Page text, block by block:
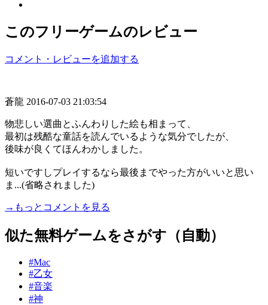
このフリーゲームのレビュー
コメント・レビューを追加する
蒼龍 2016-07-03 21:03:54
物悲しい選曲とふんわりした絵も相まって、
最初は残酷な童話を読んでいるような気分でしたが、
後味が良くてほんわかしました。
短いですしプレイするなら最後までやった方がいいと思い
ま...(省略されました)
→もっとコメントを見る
似た無料ゲームをさがす（自動）
#Mac
#乙女
#音楽
#神